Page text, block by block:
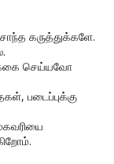
கருத்துக்களே.
செய்யவோ
படைப்புக்கு